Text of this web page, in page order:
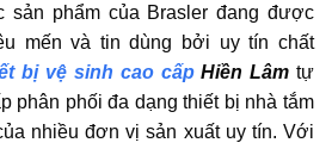
sản phẩm của Brasler đang được
mến và tin dùng bởi uy tín chất
bị vệ sinh cao cấpHiền Lâm tự
phân phối đa dạng thiết bị nhà tắm
nhiều đơn vị sản xuất uy tín. Với